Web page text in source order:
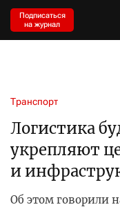
Подписаться
на журнал
Транспорт
Логистика
укрепляют
и
Об этом говорили